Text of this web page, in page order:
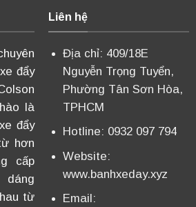
đẩy
là
đẩy
hơn
cấp
dáng
từ
Liên hệ
Địa chỉ: 409/18E
Nguyễn Trọng Tuyển,
Phường Tân Sơn Hòa,
TPHCM
Hotline: 0932 097 794
Website:
www.banhxeday.xyz
Email: